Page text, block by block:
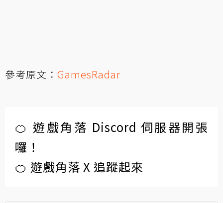
參考原文： GamesRadar
🍊 遊戲角落 Discord 伺服器開張
囉！
🍊 遊戲角落 X 追蹤起來